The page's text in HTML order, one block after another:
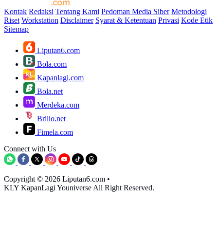
Kontak Redaksi Tentang Kami Pedoman Media Siber Metodologi
Riset Workstation Disclaimer Syarat & Ketentuan Privasi Kode Etik
Sitemap
Liputan6.com
Bola.com
Kapanlagi.com
Bola.net
Merdeka.com
Brilio.net
Fimela.com
Connect with Us
Copyright © 2026 Liputan6.com •
KLY KapanLagi Youniverse All Right Reserved.